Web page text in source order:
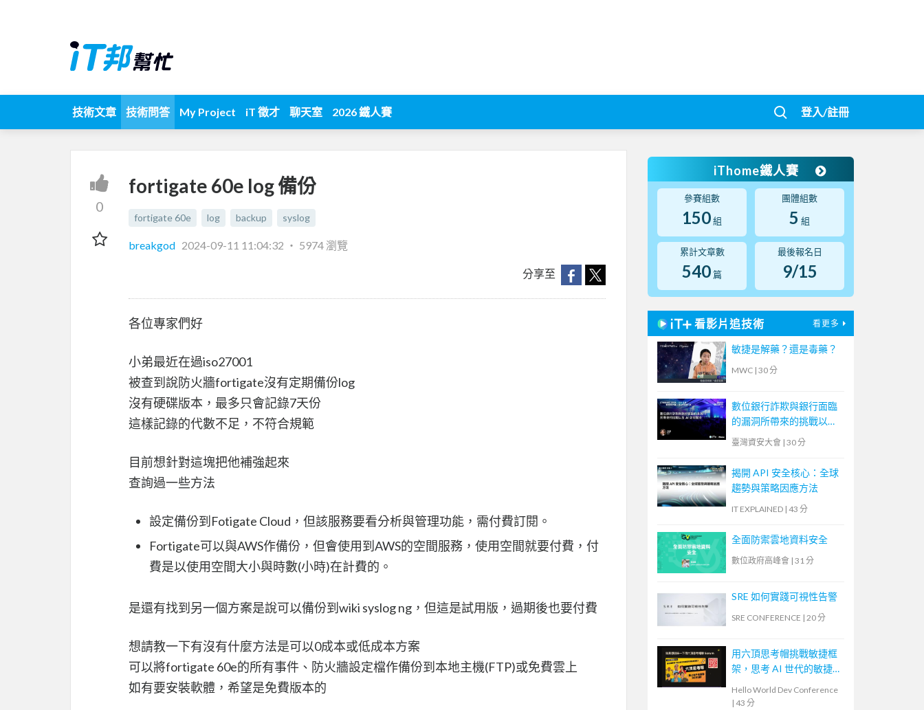
技術文章 技術問答 My Project iT 徵才 聊天室 2026 鐵人賽 登入/註冊
0
fortigate 60e log 備份
fortigate 60e log backup syslog
breakgod 2024-09-11 11:04:32 ‧ 5974 瀏覽
分享至
各位專家們好
小弟最近在過iso27001
被查到說防火牆fortigate沒有定期備份log
沒有硬碟版本，最多只會記錄7天份
這樣記錄的代數不足，不符合規範
目前想針對這塊把他補強起來
查詢過一些方法
設定備份到Fotigate Cloud，但該服務要看分析與管理功能，需付費訂閱。
Fortigate可以與AWS作備份，但會使用到AWS的空間服務，使用空間就要付費，付
費是以使用空間大小與時數(小時)在計費的。
是還有找到另一個方案是說可以備份到wiki syslog ng，但這是試用版，過期後也要付費
想請教一下有沒有什麼方法是可以0成本或低成本方案
可以將fortigate 60e的所有事件、防火牆設定檔作備份到本地主機(FTP)或免費雲上
如有要安裝軟體，希望是免費版本的
iThome鐵人賽
參賽組數
150組
團體組數
5 組
累計文章數
540 篇
最後報名日
9/15
看影片追技術 看更多
敏捷是解藥？還是毒藥？
MWC | 30 分
數位銀行詐欺與銀行面臨
的漏洞所帶來的挑戰以及
AI 如何幫助
臺灣資安大會 | 30 分
揭開 API 安全核心：全球
趨勢與策略因應方法
IT EXPLAINED | 43 分
全面防禦雲地資料安全
數位政府高峰會 | 31 分
SRE 如何實踐可視性告警
SRE CONFERENCE | 20 分
用六頂思考帽挑戰敏捷框
架，思考 AI 世代的敏捷
Hello World Dev Conference
| 43 分